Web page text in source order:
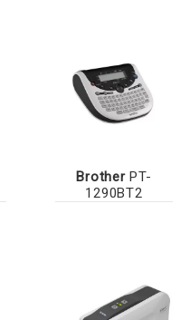
BrotherPT-
1290BT2